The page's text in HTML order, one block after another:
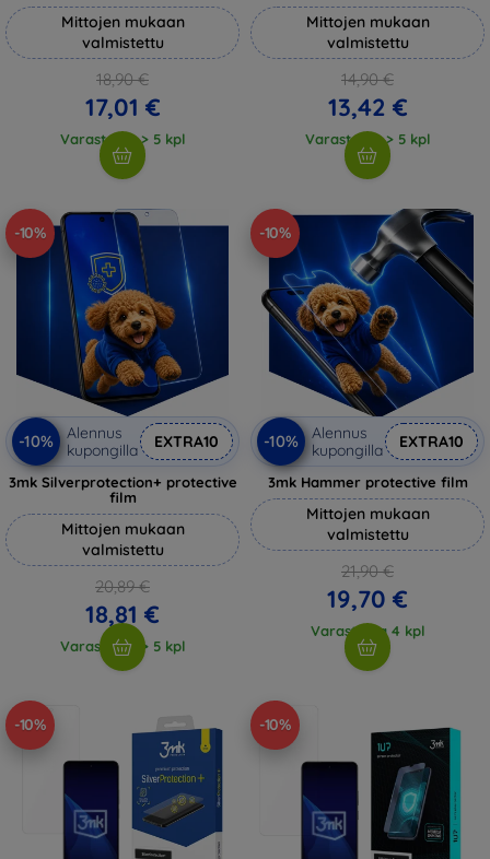
Mittojen mukaan
valmistettu
18,90 €
17,01 €
Varastossa > 5 kpl
Mittojen mukaan
valmistettu
14,90 €
13,42 €
Varastossa > 5 kpl
-10%
-10%
Alennus
kupongilla
EXTRA10
3mk Silverprotection+ protective
film
Mittojen mukaan
valmistettu
20,89 €
18,81 €
Varastossa > 5 kpl
-10%
-10%
Alennus
kupongilla
EXTRA10
3mk Hammer protective film
Mittojen mukaan
valmistettu
21,90 €
19,70 €
Varastossa 4 kpl
-10% -10%